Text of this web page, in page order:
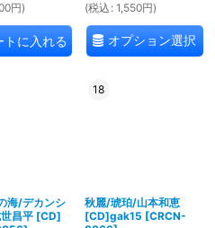
円)
トに入れる
(税込 : 1,550円)
オプション選択
海/デカンシ
昌平 [CD]
18
秋麗/琥珀/山本和恵
[CD]gak15 [CRCN-